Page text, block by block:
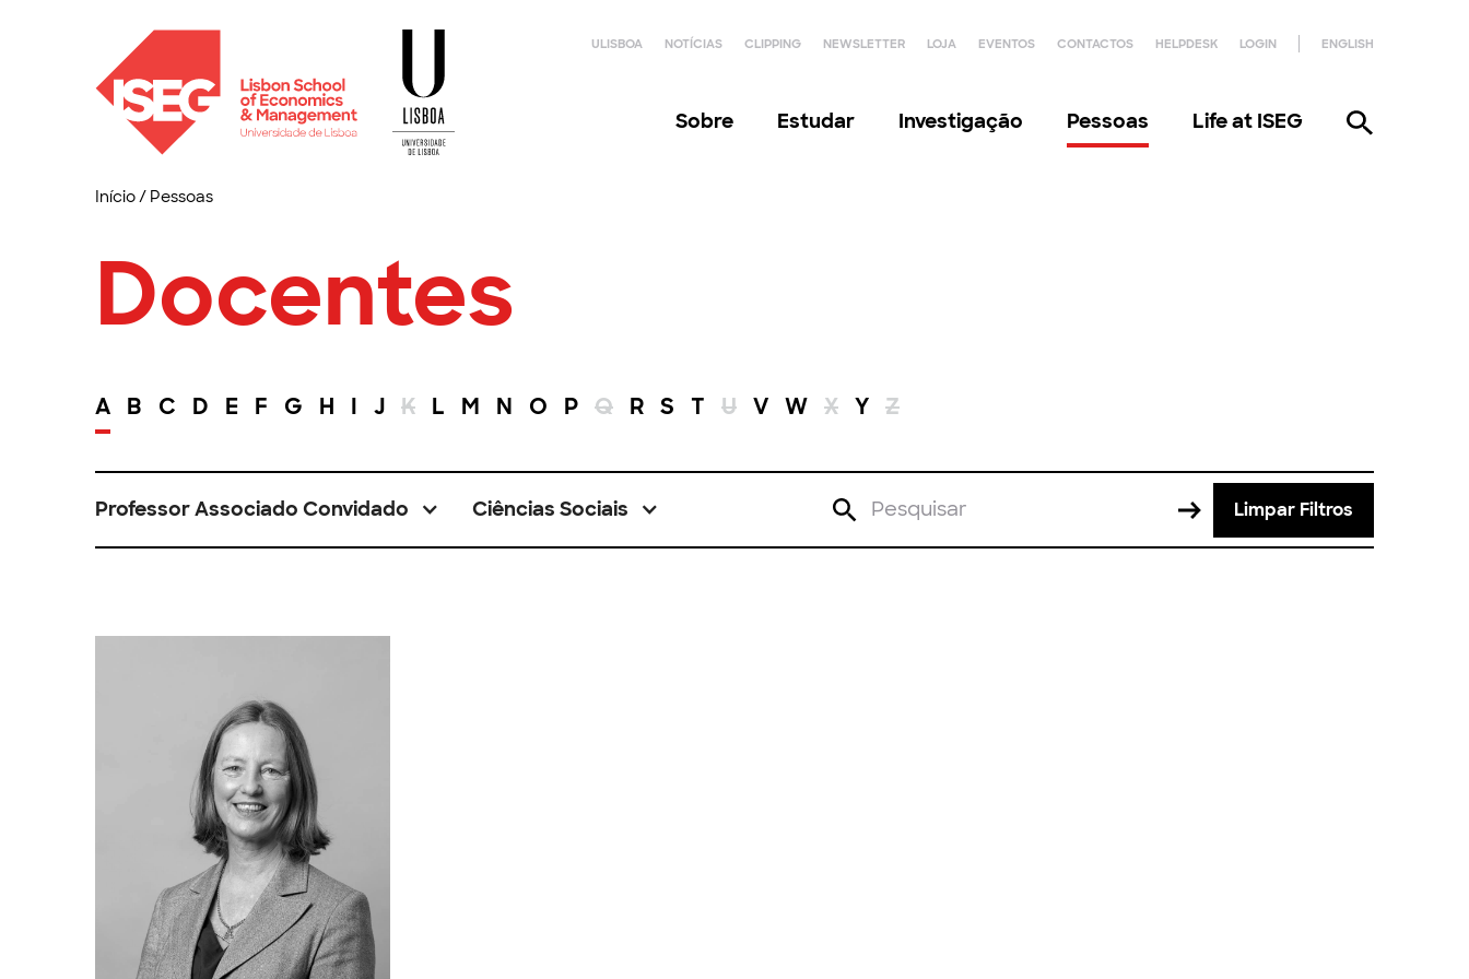
ULISBOA NOTÍCIAS CLIPPING NEWSLETTER LOJA EVENTOS CONTACTOS HELPDESK LOGIN ENGLISH
Sobre Estudar Investigação Pessoas Life at ISEG
Início/ Pessoas
Docentes
A B C D E F G H I J K L M N O P Q R S T U V W X Y Z
Professor Associado Convidado Ciências Sociais Limpar Filtros